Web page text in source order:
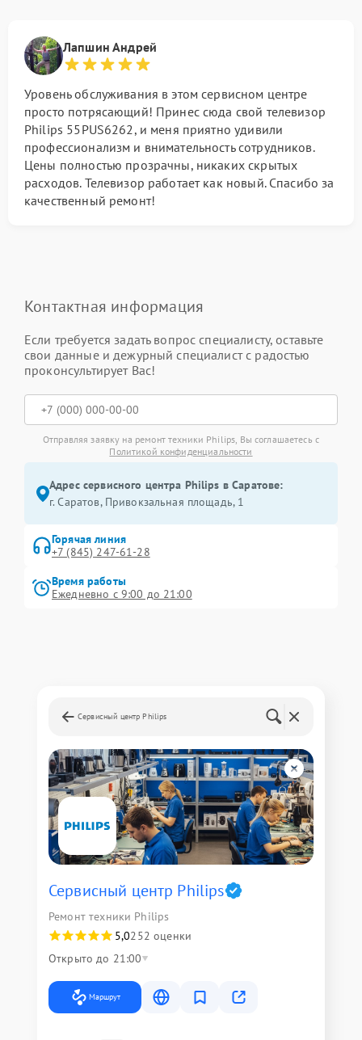
Лапшин Андрей
Уровень обслуживания в этом сервисном центре
просто потрясающий! Принес сюда свой телевизор
Philips 55PUS6262, и меня приятно удивили
профессионализм и внимательность сотрудников.
Цены полностью прозрачны, никаких скрытых
расходов. Телевизор работает как новый. Спасибо за
качественный ремонт!
Контактная информация
Если требуется задать вопрос специалисту, оставьте
свои данные и дежурный специалист с радостью
проконсультирует Вас!
Отправляя заявку на ремонт техники Philips, Вы соглашаетесь с
Политикой конфиденциальности
Адрес сервисного центра Philips в Саратове:
г. Саратов, Привокзальная площадь, 1
Горячая линия
+7 (845) 247-61-28
Время работы
Ежедневно с 9:00 до 21:00
Сервисный центр Philips
Сервисный центр Philips
Ремонт техники Philips
5,0252 оценки
Открыто до 21:00
Маршрут